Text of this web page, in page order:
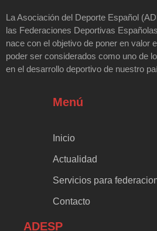
La Asociación del Deporte Español
las Federaciones Deportivas
nace con el objetivo de poner en valor
poder ser considerados como uno de
en el desarrollo deportivo de nuestro
Menú
Inicio
Actualidad
Servicios para
Contacto
ADESP